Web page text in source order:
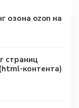
озона ozon на
страниц
контента)